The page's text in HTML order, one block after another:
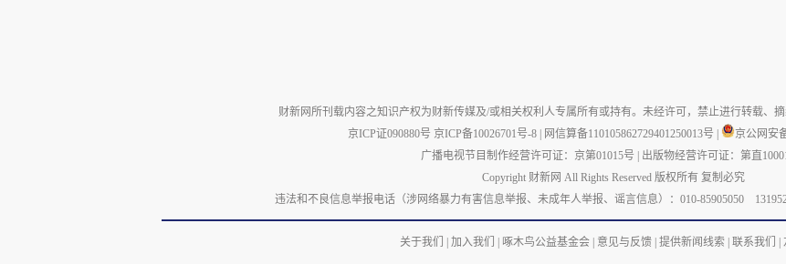
财新网所刊载内容之知识产权为财新传媒及/或相关权利人专属所有或持有。未经许可，禁止进行转载、摘
京ICP证090880号 京ICP备10026701号-8 网信算备110105862729401250013号
京公网安
广播电视节目制作经营许可证：京第01015号
出版物经营许可证：第直
Copyright 财新网 All Rights Reserved 版权所有 复制必究
违法和不良信息举报电话（涉网络暴力有害信息举报、未成年人举报、谣言信息）：010-85905050
关于我们 加入我们 啄木鸟公益基金会 意见与反馈 提供新闻线索 联系我们